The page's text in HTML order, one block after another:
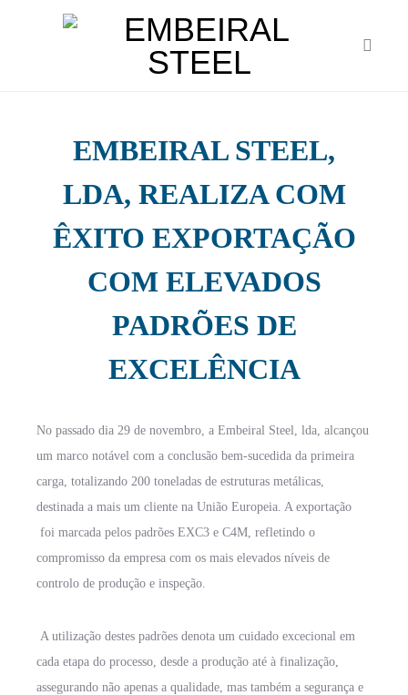
EMBEIRAL STEEL,
LDA, REALIZA COM
ÊXITO EXPORTAÇÃO
COM ELEVADOS
PADRÕES DE
EXCELÊNCIA
No passado dia 29 de novembro, a Embeiral Steel, lda, alcançou
um marco notável com a conclusão bem-sucedida da primeira
carga, totalizando 200 toneladas de estruturas metálicas,
destinada a mais um cliente na União Europeia. A exportação
foi marcada pelos padrões EXC3 e C4M, refletindo o
compromisso da empresa com os mais elevados níveis de
controlo de produção e inspeção.
A utilização destes padrões denota um cuidado excecional em
cada etapa do processo, desde a produção até à finalização,
assegurando não apenas a qualidade, mas também a segurança e